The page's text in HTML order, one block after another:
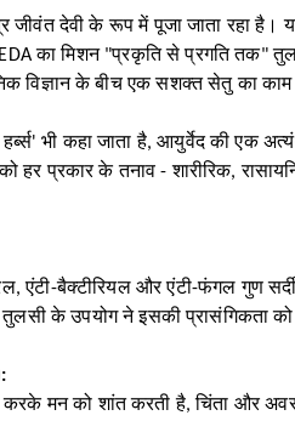
जीवंत देवी के रूप में पूजा जाता रहा है।
का मिशन "प्रकृति से प्रगति तक"
विज्ञान के बीच एक सशक्त सेतु का
भी कहा जाता है, आयुर्वेद की एक
हर प्रकार के तनाव - शारीरिक,
एंटी-बैक्टीरियल और एंटी-फंगल गुण
तुलसी के उपयोग ने इसकी प्रासंगिकता
करके मन को शांत करती है, चिंता और